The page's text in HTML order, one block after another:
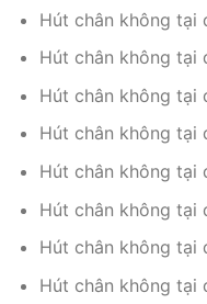
Hút chân không tại
Hút chân không tại
Hút chân không tại
Hút chân không tại
Hút chân không tại
Hút chân không tại
Hút chân không tại
Hút chân không tại